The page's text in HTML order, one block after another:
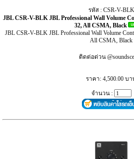
รหัส : CSR-V-BLK
JBL CSR-V-BLK JBL Professional Wall Volume
32, All CSMA, Black
JBL CSR-V-BLK JBL Professional Wall Volume
All CSMA, Black
ติดต่อด่วน
ราคา: 4,500.00 บ
จำนวน :